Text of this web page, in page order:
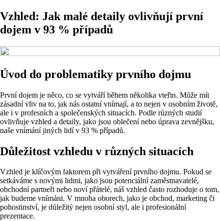
Vzhled: Jak malé detaily ovlivňují první
dojem v 93 % případů
Úvod do problematiky prvního dojmu
První dojem je něco, co se vytváří během několika vteřin. Může mít
zásadní vliv na to, jak nás ostatní vnímají, a to nejen v osobním životě,
ale i v profesních a společenských situacích. Podle různých studií
ovlivňuje vzhled a detaily, jako jsou oblečení nebo úprava zevnějšku,
naše vnímání jiných lidí v 93 % případů.
Důležitost vzhledu v různých situacích
Vzhled je klíčovým faktorem při vytváření prvního dojmu. Pokud se
setkáváme s novými lidmi, jako jsou potenciální zaměstnavatelé,
obchodní partneři nebo noví přátelé, náš vzhled často rozhoduje o tom,
jak budeme vnímáni. V mnoha oborech, jako je obchod, marketing či
pohostinství, je důležitý nejen osobní styl, ale i profesionální
prezentace.